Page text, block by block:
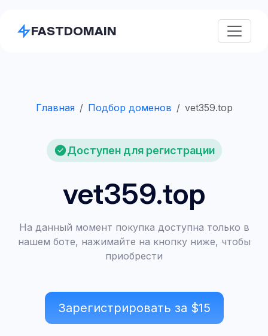
FASTDOMAIN
Главная Подбор доменов vet359.top
Доступен для регистрации
vet359.top
На данный момент покупка доступна только в
нашем боте, нажимайте на кнопку ниже, чтобы
приобрести
Зарегистрировать за $15